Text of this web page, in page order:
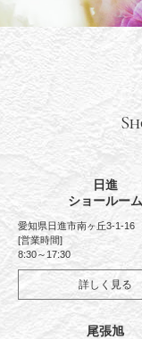
日進
ショールーム
愛知県日進市南ヶ丘3-1-16
[営業時間]
8:30～17:30
詳しく見る
尾張旭